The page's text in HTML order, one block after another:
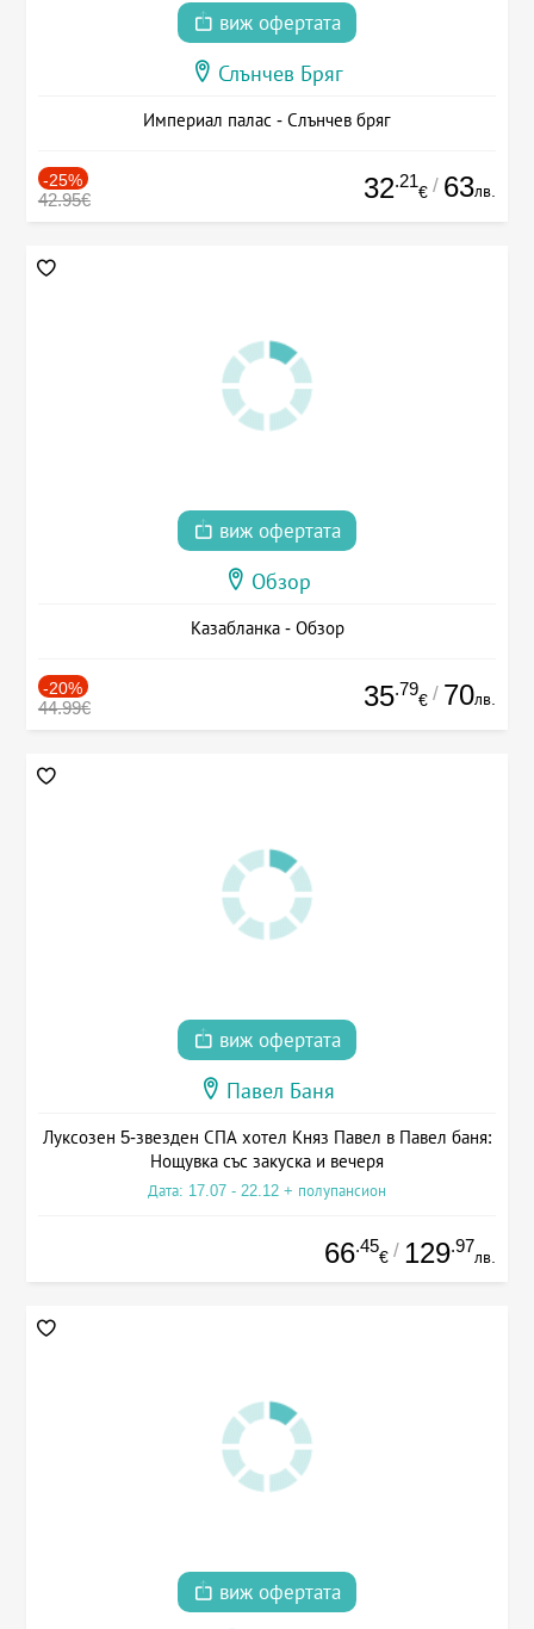
виж офертата
Слънчев Бряг
Империал палас - Слънчев бряг
-25%
42.95€ 32.21
€ / 63лв.
виж офертата
Обзор
Казабланка - Обзор
-20%
44.99€ 35.79
€ / 70лв.
виж офертата
Павел Баня
Луксозен 5-звезден СПА хотел Княз Павел в Павел баня:
Нощувка със закуска и вечеря
Дата: 17.07 - 22.12 + полупансион
66.45
€ / 129.97
лв.
виж офертата